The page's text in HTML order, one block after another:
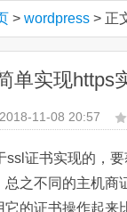
> wordpress > 正
单实现https
2018-11-08 20:57
ssl证书实现的，
总之不同的主机商
的证书操作起来